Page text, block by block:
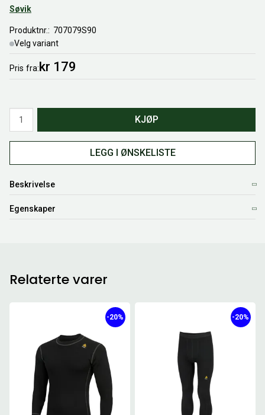
Søvik
Produktnr.
707079S90
Velg variant
Pris fra kr 179
KJØP
LEGG I ØNSKELISTE
Beskrivelse
Egenskaper
Relaterte varer
-20% -20%